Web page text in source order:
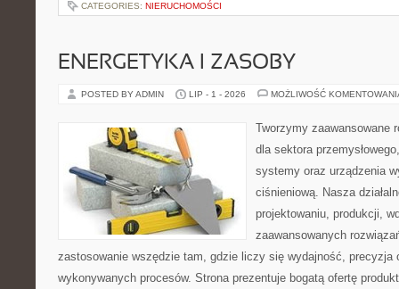
CATEGORIES: NIERUCHOMOŚCI
ENERGETYKA I ZASOBY
POSTED BY ADMIN LIP - 1 - 2026 MOŻLIWOŚĆ
Tworzymy zaawansowane
dla sektora
systemy oraz urządzenia
ciśnieniową. Nasza
projektowaniu, produkcji,
zaawansowanych
zastosowanie wszędzie tam, gdzie liczy się wydajność, precyzja
wykonywanych procesów. Strona prezentuje bogatą ofertę